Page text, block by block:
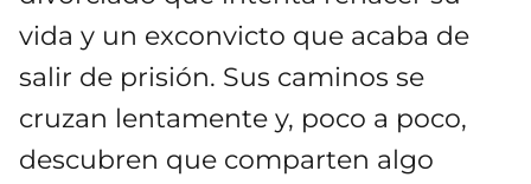
vida y un exconvicto que acaba de
salir de prisión. Sus caminos se
cruzan lentamente y, poco a poco,
descubren que comparten algo